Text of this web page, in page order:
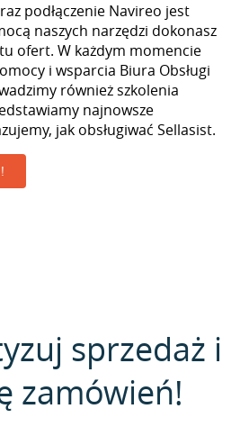
podłączenie Navireo jest
naszych narzędzi dokonasz
ofert. W każdym momencie
i wsparcia Biura Obsługi
również szkolenia
najnowsze
jak obsługiwać Sellasist.
sprzedaż i
zamówień!